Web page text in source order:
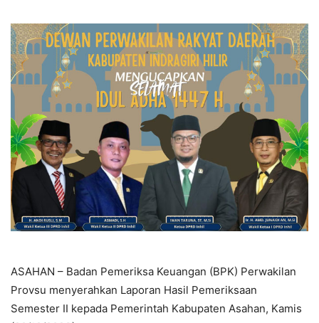
ASAHAN – Badan Pemeriksa Keuangan (BPK) Perwakilan
Provsu menyerahkan Laporan Hasil Pemeriksaan
Semester II kepada Pemerintah Kabupaten Asahan, Kamis